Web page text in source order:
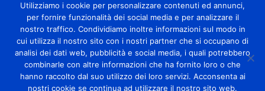
all’ennesima accelerazione senza dati certi
1 giorno ago miometeo
Utilizziamo i cookie per personalizzare contenuti ed annunci,
per fornire funzionalità dei social media e per analizzare il
nostro traffico. Condividiamo inoltre informazioni sul modo in
cui utilizza il nostro sito con i nostri partner che si occupano di
analisi dei dati web, pubblicità e social media, i quali potrebbero
combinarle con altre informazioni che ha fornito loro o che
hanno raccolto dal suo utilizzo dei loro servizi. Acconsenta ai
nostri cookie se continua ad utilizzare il nostro sito web.